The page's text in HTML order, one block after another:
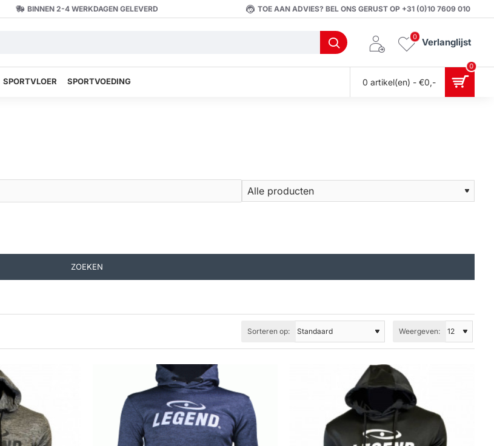
BINNEN 2-4 WERKDAGEN GELEVERD TOE AAN ADVIES? BEL ONS GERUST OP +31 (0)10 7609 010
Verlanglijst
0
SPORTVLOER SPORTVOEDING 0 artikel(en) - €0,-
0
ZOEKEN
Sorteren op: Weergeven: